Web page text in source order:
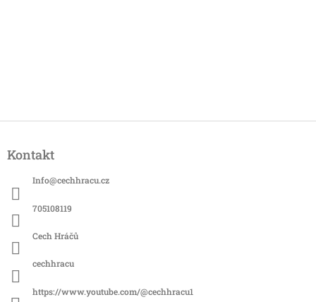
pKontakt
Info@cechhracu.cz
705108119
Cech Hráčů
cechhracu
https://www.youtube.com/@cechhracu1